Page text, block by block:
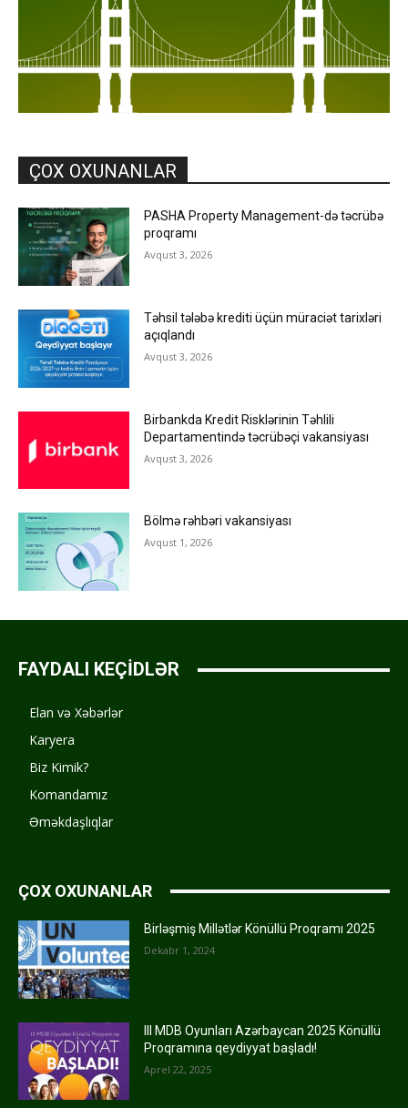
ÇOX OXUNANLAR
PASHA Property Management-də təcrübə
proqramı
Avqust 3, 2026
Təhsil tələbə krediti üçün müraciət tarixləri
açıqlandı
Avqust 3, 2026
Birbankda Kredit Risklərinin Təhlili
Departamentində təcrübəçi vakansiyası
Avqust 3, 2026
Bölmə rəhbəri vakansiyası
Avqust 1, 2026
FAYDALI KEÇİDLƏR
Elan və Xəbərlər
Karyera
Biz Kimik?
Komandamız
Əməkdaşlıqlar
ÇOX OXUNANLAR
Birləşmiş Millətlər Könüllü Proqramı 2025
Dekabr 1, 2024
III MDB Oyunları Azərbaycan 2025 Könüllü
Proqramına qeydiyyat başladı!
Aprel 22, 2025